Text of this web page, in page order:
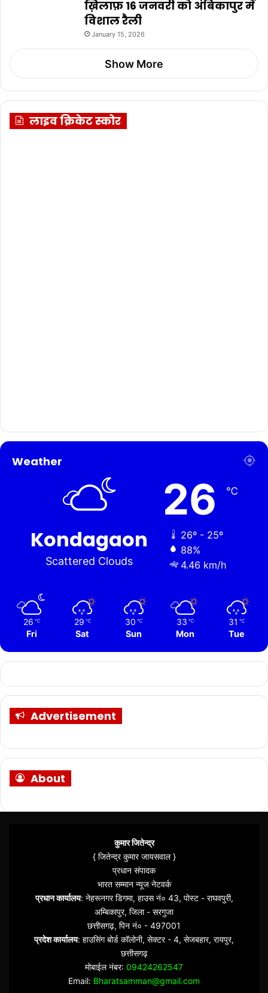
ख़िलाफ़ 16 जनवरी को अंबिकापुर में
विशाल रैली
January 15, 2026
Show More
लाइव क्रिकेट स्कोर
Weather
Kondagaon
Scattered Clouds
26 ℃
26º - 25º
88%
4.46 km/h
26 ℃
Fri
29 ℃
Sat
30 ℃
Sun
33 ℃
Mon
31 ℃
Tue
Advertisement
About
कुमार जितेन्द्र
{ जितेन्द्र कुमार जायसवाल }
प्रधान संपादक
भारत सम्मान न्यूज नेटवर्क
प्रधान कार्यालय: नेहरूनगर डिगमा, हाउस नं० 43, पोस्ट - राघवपुरी,
अम्बिकापुर, जिला - सरगुजा
छत्तीसगढ़, पिन नं० - 497001
प्रदेश कार्यालय: हाउसिंग बोर्ड कॉलोनी, सेक्टर - 4, सेजबहार, रायपुर,
छत्तीसगढ़
मोबाईल नंबर: 09424262547
Email: Bharatsamman@gmail.com